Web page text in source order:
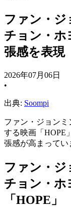
ファン・ジ
チョン・ホ
張感を表現
2026年07月06日
•
出典: Soompi
ファン・ジョン
する映画「HOPE
張感が高まってい
ファン・ジ
チョン・ホ
「HOPE」